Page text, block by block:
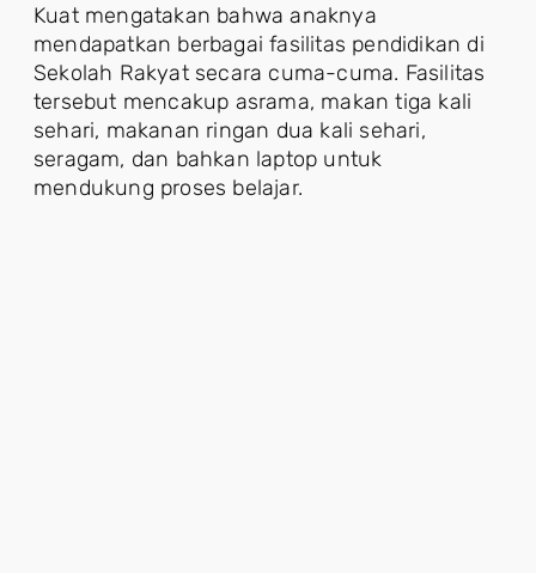
Kuat mengatakan bahwa anaknya
mendapatkan berbagai fasilitas pendidikan di
Sekolah Rakyat secara cuma-cuma. Fasilitas
tersebut mencakup asrama, makan tiga kali
sehari, makanan ringan dua kali sehari,
seragam, dan bahkan laptop untuk
mendukung proses belajar.